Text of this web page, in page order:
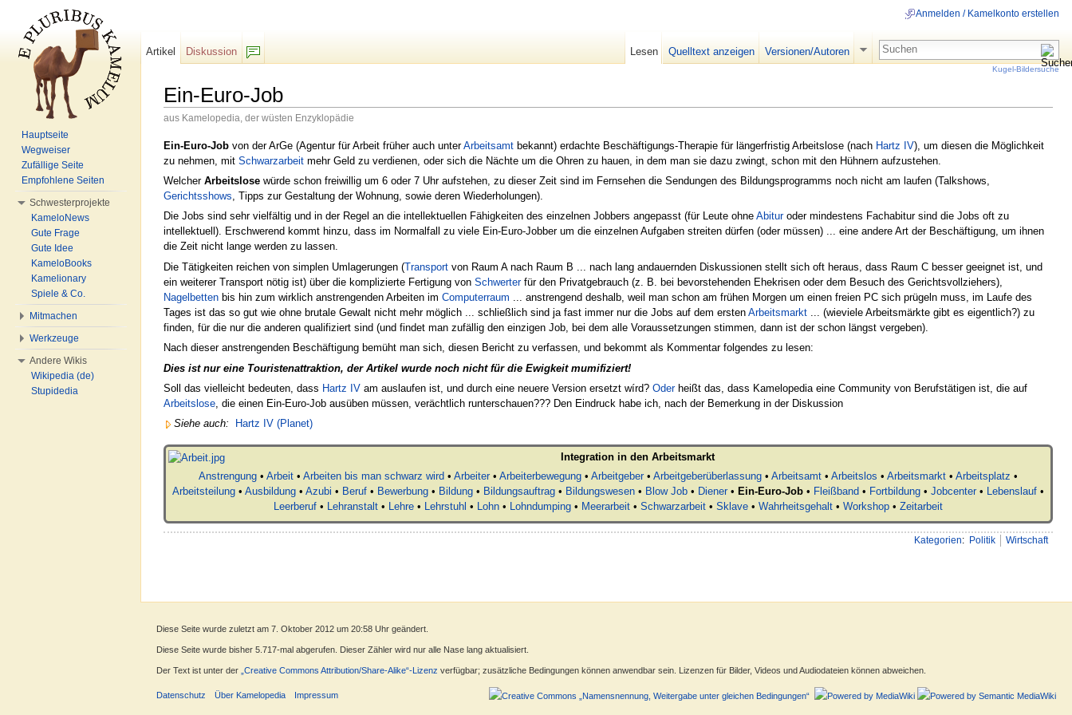
Ein-Euro-Job
aus Kamelopedia, der wüsten Enzyklopädie
Ein-Euro-Job von der ArGe (Agentur für Arbeit früher auch unterArbeitsamt bekannt) erdachte Beschäftigungs-Therapie für längerfristig Arbeitslose (nach Hartz IV), um diesen die Möglichkeit
zu nehmen, mit Schwarzarbeit mehr Geld zu verdienen, oder sich die Nächte um die Ohren zu hauen, in dem man sie dazu zwingt, schon mit den Hühnern aufzustehen.
Welcher Arbeitslose würde schon freiwillig um 6 oder 7 Uhr aufstehen, zu dieser Zeit sind im Fernsehen die Sendungen des Bildungsprogramms noch nicht am laufen (Talkshows,
Gerichtsshows , Tipps zur Gestaltung der Wohnung, sowie deren Wiederholungen).
Die Jobs sind sehr vielfältig und in der Regel an die intellektuellen Fähigkeiten des einzelnen Jobbers angepasst (für Leute ohne Abituroder mindestens Fachabitur sind die Jobs oft zu
intellektuell). Erschwerend kommt hinzu, dass im Normalfall zu viele Ein-Euro-Jobber um die einzelnen Aufgaben streiten dürfen (oder müssen) ... eine andere Art der Beschäftigung, um ihnen
die Zeit nicht lange werden zu lassen.
Die Tätigkeiten reichen von simplen Umlagerungen (Transport von Raum A nach Raum B ... nach lang andauernden Diskussionen stellt sich oft heraus, dass Raum C besser geeignet ist, und
ein weiterer Transport nötig ist) über die komplizierte Fertigung von Schwerterfür den Privatgebrauch (z. B. bei bevorstehenden Ehekrisen oder dem Besuch des Gerichtsvollziehers),
Nagelbetten bis hin zum wirklich anstrengenden Arbeiten im Computerraum ... anstrengend deshalb, weil man schon am frühen Morgen um einen freien PC sich prügeln muss, im Laufe des
Tages ist das so gut wie ohne brutale Gewalt nicht mehr möglich ... schließlich sind ja fast immer nur die Jobs auf dem ersten Arbeitsmarkt ... (wieviele Arbeitsmärkte gibt es eigentlich?) zu
finden, für die nur die anderen qualifiziert sind (und findet man zufällig den einzigen Job, bei dem alle Voraussetzungen stimmen, dann ist der schon längst vergeben).
Nach dieser anstrengenden Beschäftigung bemüht man sich, diesen Bericht zu verfassen, und bekommt als Kommentar folgendes zu lesen:
Dies ist nur eine Touristenattraktion, der Artikel wurde noch nicht für die Ewigkeit mumifiziert!
Soll das vielleicht bedeuten, dass Hartz IV am auslaufen ist, und durch eine neuere Version ersetzt wírd? Oderheißt das, dass Kamelopedia eine Community von Berufstätigen ist, die auf
Arbeitslose , die einen Ein-Euro-Job ausüben müssen, verächtlich runterschauen??? Den Eindruck habe ich, nach der Bemerkung in der Diskussion
Siehe auch:
Hartz IV (Planet)
Integration in den Arbeitsmarkt
Anstrengung • Arbeit • Arbeiten bis man schwarz wird • Arbeiter• Arbeiterbewegung • Arbeitgeber• Arbeitgeberüberlassung • Arbeitsamt • Arbeitslos • Arbeitsmarkt • Arbeitsplatz •
Arbeitsteilung • Ausbildung • Azubi • Beruf • Bewerbung • Bildung • Bildungsauftrag • Bildungswesen • Blow Job • Diener• Ein-Euro-Job • Fleißband • Fortbildung • Jobcenter• Lebenslauf •
Leerberuf • Lehranstalt • Lehre • Lehrstuhl • Lohn • Lohndumping • Meerarbeit • Schwarzarbeit • Sklave • Wahrheitsgehalt • Workshop • Zeitarbeit
Kategorien: Politik Wirtschaft
Anmelden / Kamelkonto erstellen
Artikel
Diskussion
Lesen Quelltext anzeigen Versionen/Autoren
Kugel-Bildersuche
Hauptseite
Wegweiser
Zufällige Seite
Empfohlene Seiten
Schwesterprojekte
KameloNews
Gute Frage
Gute Idee
KameloBooks
Kamelionary
Spiele & Co.
Mitmachen
Werkzeuge
Andere Wikis
Wikipedia (de)
Stupidedia
Diese Seite wurde zuletzt am 7. Oktober 2012 um 20:58 Uhr geändert.
Diese Seite wurde bisher 5.717-mal abgerufen. Dieser Zähler wird nur alle Nase lang aktualisiert.
Der Text ist unter der „Creative Commons Attribution/Share-Alike“-Lizenz verfügbar; zusätzliche Bedingungen können anwendbar sein. Lizenzen für Bilder, Videos und Audiodateien können abweichen.
Datenschutz Über Kamelopedia Impressum